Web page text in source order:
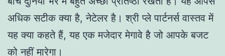
अधिक सटीक क्या है, नेटेलर है। श्री प्ले पार्टनर्स वास्तव में
यह क्या कहते हैं, यह एक मजेदार मेगावे है जो आपके बजट
को नहीं मारेगा।